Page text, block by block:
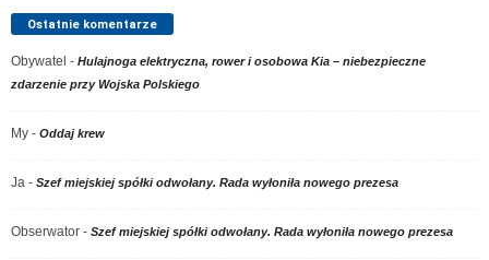
Ostatnie komentarze
Obywatel - Hulajnoga elektryczna, rower i osobowa Kia – niebezpieczne
zdarzenie przy Wojska Polskiego
My - Oddaj krew
Ja - Szef miejskiej spółki odwołany. Rada wyłoniła nowego prezesa
Obserwator - Szef miejskiej spółki odwołany. Rada wyłoniła nowego prezesa